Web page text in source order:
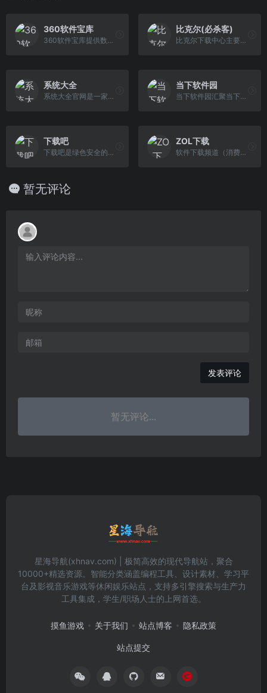
360软件宝库
360软件宝库提供数十类超过十万款的软件、应用、游戏资源下载，所有内容通过360安全中心检测，无木马病毒，无诱导广告，热门资源放心下载
比克尔(必杀客)
比克尔下载中心主要为您提供免费软件、绿色软件、游戏软件、安卓手机软件下载及其相关的使用教程，同时还有通俗易懂的电脑技术教程、游戏资讯、游戏攻略秘籍等
系统大全
系统大全官网是一家专业提供最新免费软件下载,包括系统软件，绿色软件,破解软件，单机游戏,手机软件的绿色下载网站
当下软件园
当下软件园汇聚当下最新最酷的绿色软件,更新快,种类全,所有软件均经过检测,安全无毒, DOWN下——为中国5亿网民提供贴心,省心,放心的免费软件下载网站。
下载吧
下载吧是绿色安全的游戏和软件下载中心,下载吧提供电脑软件下载,手机游戏,手机软件,单机游戏,绿色软件,软件教程,游戏攻略和热点资讯等内容,是值得信赖的安全软件下载网站!
ZOL下载
软件下载频道（消费类软件门户媒体）提供网络软件、杀毒软件、聊天工具、系统工具、媒体播放、输入法、QQ工具、手机主题和驱动等丰富的绿色软件下载,互联网软件资源共享的宝藏!－ 中关村在线软件频道!
暂无评论
发表评论
暂无评论...
星海导航(xhnav.com) | 极简高效的现代导航站，聚合
10000+精选资源。智能分类涵盖编程工具、设计素材、学习平
台及影视音乐游戏等休闲娱乐站点，支持多引擎搜索与生产力
工具集成，学生/职场人士的上网首选。
摸鱼游戏 关于我们 站点博客 隐私政策
站点提交